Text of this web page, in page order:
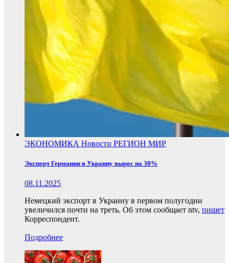
ЭКОНОМИКА Новости РЕГИОН МИР
Экспорт Германии в Украину вырос на 30%
08.11.2025
Немецкий экспорт в Украину в первом полугодии
увеличился почти на треть. Об этом сообщает ntv, пишет
Корреспондент.
Подробнее